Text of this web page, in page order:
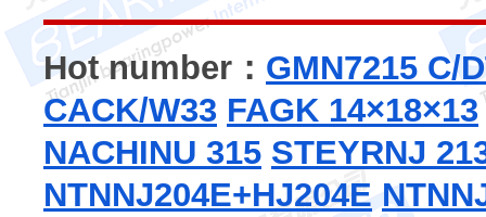
Hot number： GMN7215 C/
CACK/W33 FAGK 14×18×13
NACHINU 315 STEYRNJ
NTNNJ204E+HJ204E